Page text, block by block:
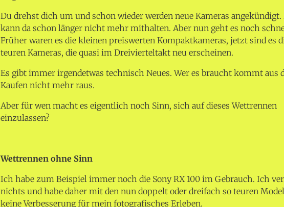
Du drehst dich um und schon wieder werden neue Kameras angekündigt.
kann da schon länger nicht mehr mithalten. Aber nun geht es noch
Früher waren es die kleinen preiswerten Kompaktkameras, jetzt sind es
teuren Kameras, die quasi im Dreivierteltakt neu erscheinen.
Es gibt immer irgendetwas technisch Neues. Wer es braucht kommt aus
Kaufen nicht mehr raus.
Aber für wen macht es eigentlich noch Sinn, sich auf dieses Wettrennen
einzulassen?
Wettrennen ohne Sinn
Ich habe zum Beispiel immer noch die Sony RX 100 im Gebrauch. Ich
nichts und habe daher mit den nun doppelt oder dreifach so teuren
keine Verbesserung für mein fotografisches Erleben.